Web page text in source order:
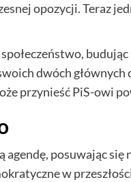
opozycji. Teraz
dwóch
przynieść PiS-owi
posuwając
w